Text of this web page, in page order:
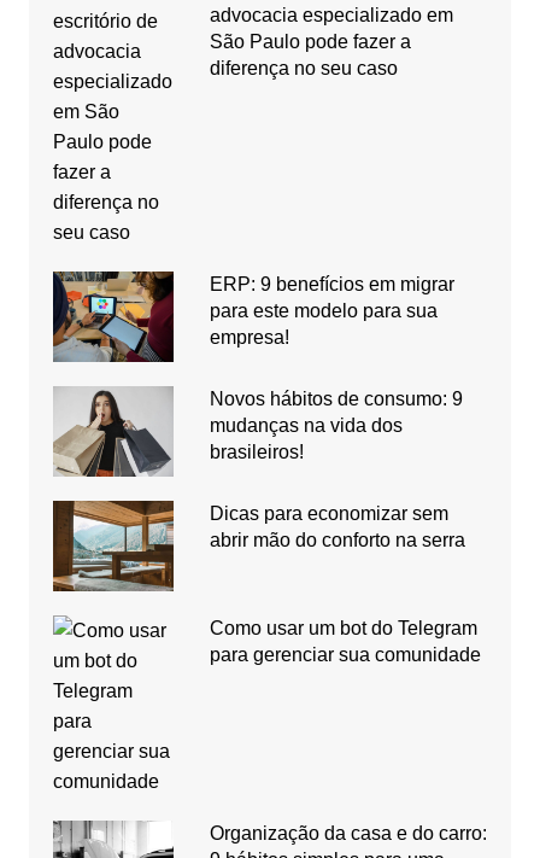
advocacia especializado em
São Paulo pode fazer a
diferença no seu caso
ERP: 9 benefícios em migrar
para este modelo para sua
empresa!
Novos hábitos de consumo: 9
mudanças na vida dos
brasileiros!
Dicas para economizar sem
abrir mão do conforto na serra
Como usar um bot do Telegram
para gerenciar sua comunidade
Organização da casa e do carro: